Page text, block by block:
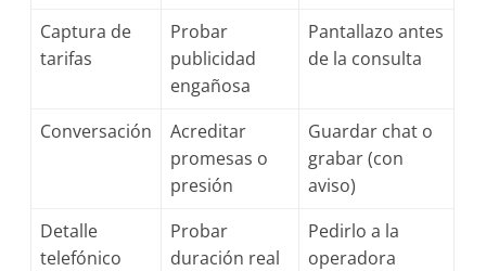
Captura de
tarifas
Probar
publicidad
engañosa
Pantallazo antes
de la consulta
Conversación
Acreditar
promesas o
presión
Guardar chat o
grabar (con
aviso)
Detalle
telefónico
Probar
duración real
Pedirlo a la
operadora